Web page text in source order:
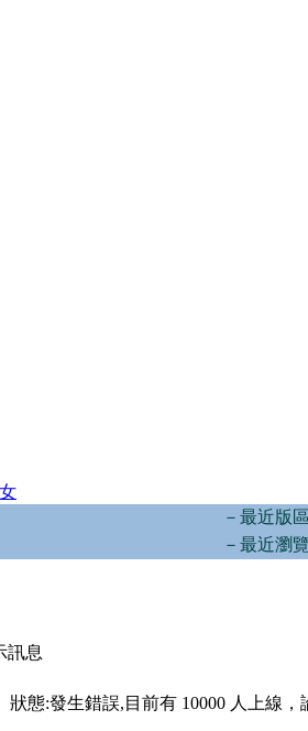
－最近版
－最近瀏
訊息
狀態:發生錯誤,目前有 10000 人上線